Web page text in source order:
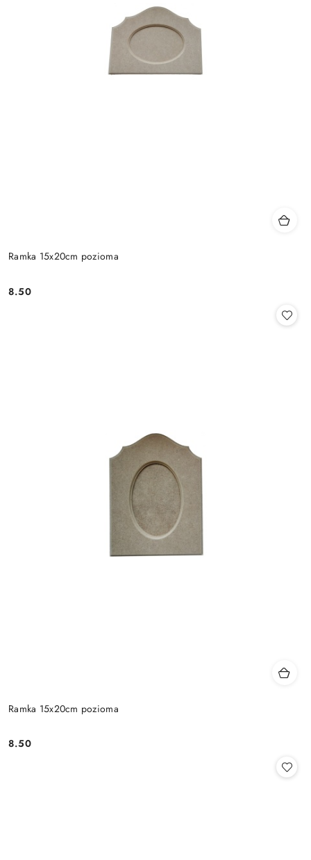
Ramka 15x20cm pozioma
Cena:
8.50
Ramka 15x20cm pozioma
Cena:
8.50